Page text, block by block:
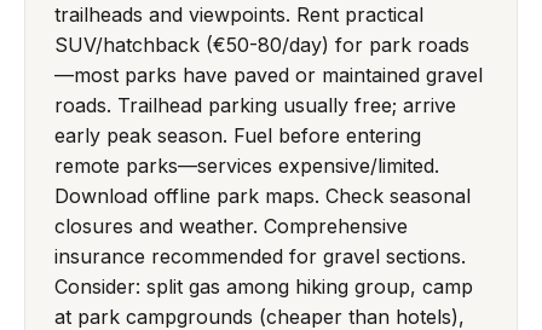
trailheads and viewpoints. Rent practical
SUV/hatchback (€50-80/day) for park roads
—most parks have paved or maintained gravel
roads. Trailhead parking usually free; arrive
early peak season. Fuel before entering
remote parks—services expensive/limited.
Download offline park maps. Check seasonal
closures and weather. Comprehensive
insurance recommended for gravel sections.
Consider: split gas among hiking group, camp
at park campgrounds (cheaper than hotels),